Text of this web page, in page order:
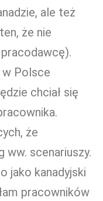
ale też
że nie
Polsce
chciał się
że
ww. scenariuszy.
jako kanadyjski
pracowników